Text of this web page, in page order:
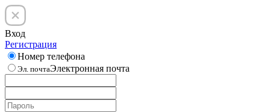
Вход
Регистрация
Номер телефона
Эл. почтаЭлектронная почта